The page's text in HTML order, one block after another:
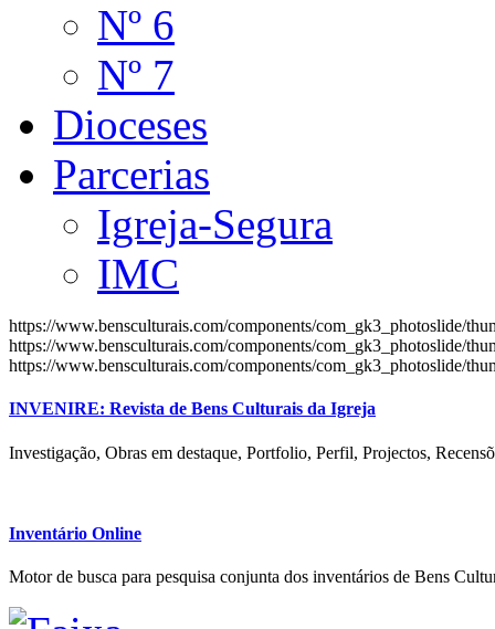
Nº 6
Nº 7
Dioceses
Parcerias
Igreja-Segura
IMC
https://www.bensculturais.com/components/com_gk3_photoslide/
https://www.bensculturais.com/components/com_gk3_photoslide/
https://www.bensculturais.com/components/com_gk3_photoslide/
INVENIRE: Revista de Bens Culturais da Igreja
Investigação, Obras em destaque, Portfolio, Perfil, Projectos,
Inventário Online
Motor de busca para pesquisa conjunta dos inventários de Bens